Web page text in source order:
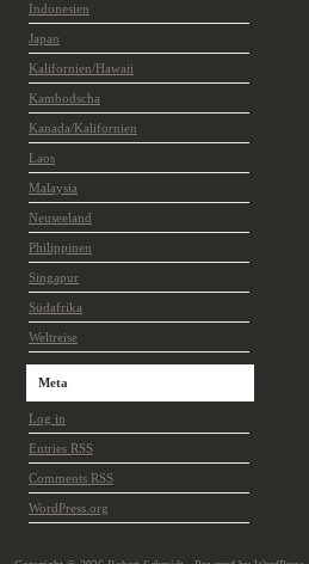
Indonesien
Japan
Kalifornien/Hawaii
Kambodscha
Kanada/Kalifornien
Laos
Malaysia
Neuseeland
Philippinen
Singapur
Südafrika
Weltreise
Meta
Log in
Entries RSS
Comments RSS
WordPress.org